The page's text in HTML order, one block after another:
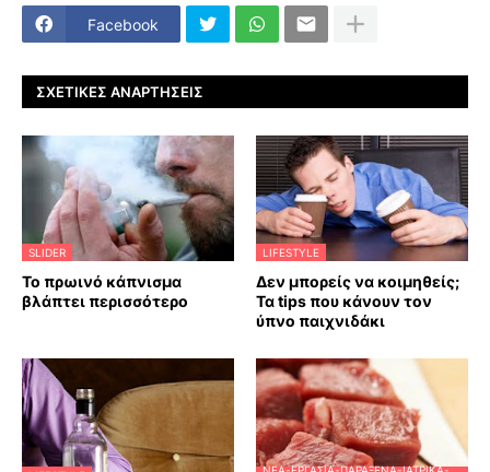
Facebook
ΣΧΕΤΙΚΈΣ ΑΝΑΡΤΉΣΕΙΣ
SLIDER
Το πρωινό κάπνισμα
βλάπτει περισσότερο
LIFESTYLE
Δεν μπορείς να κοιμηθείς;
Τα tips που κάνουν τον
ύπνο παιχνιδάκι